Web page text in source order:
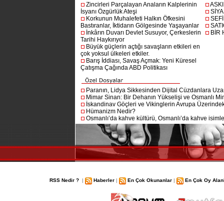
Zincirleri Parçalayan Anaların Kalplerinin
İsyanı Özgürlük Ateşi
Korkunun Muhalefeti Halkın Öfkesini
Bastıranlar, İktidarın Gölgesinde Yaşayanlar
İnkârın Duvarı Devlet Susuyor, Çerkeslerin
Tarihi Haykırıyor
Büyük güçlerin açtığı savaşların etkileri en
çok yoksul ülkeleri etkiler.
Barış İddiası, Savaş Açmak: Yeni Küresel
Çatışma Çağında ABD Politikası
BİR
Paranın, Lidya Sikkesinden Dijital Cüzdanlara
Mimar Sinan: Bir Dehanın Yükselişi ve Osmanlı
İskandinav Göçleri ve Vikinglerin Avrupa
Hümanizm Nedir?
Osmanlı’da kahve kültürü, Osmanlı’da kahve
RSS Nedir ? | Haberler | En Çok Okunanlar | En Çok Oy